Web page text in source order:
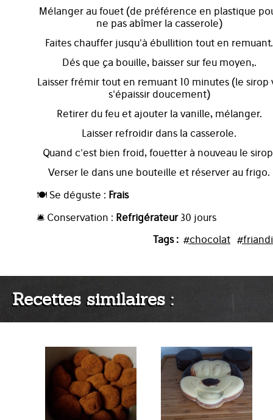
Mélanger au fouet (de préférence en plastique
ne pas abîmer la casserole)
Faites chauffer jusqu'à ébullition tout en remuant.
Dés que ça bouille, baisser sur feu moyen,.
Laisser frémir tout en remuant 10 minutes (le sirop
s'épaissir doucement)
Retirer du feu et ajouter la vanille, mélanger.
Laisser refroidir dans la casserole.
Quand c'est bien froid, fouetter à nouveau le
Verser le dans une bouteille et réserver au frigo.
🍽️ Se déguste : Frais
🛎️ Conservation : Refrigérateur30 jours
Tags : #chocolat
Recettes similaires :